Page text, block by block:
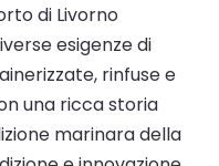
di Livorno
esigenze di
rinfuse e
una ricca storia
marinara della